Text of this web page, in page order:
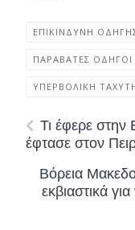
ΕΠΙΚΊΝΔΥΝΗ
ΠΑΡΑΒΆΤΕΣ ΟΔΗΓΟΊ
ΥΠΕΡΒΟΛΙΚΉ
Τι έφερε
έφτασε στον
Βόρεια
εκβιαστικά